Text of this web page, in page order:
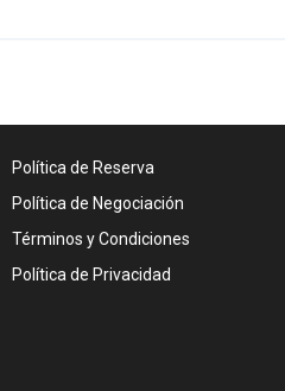
Política de Reserva
Política de Negociación
Términos y Condiciones
Política de Privacidad